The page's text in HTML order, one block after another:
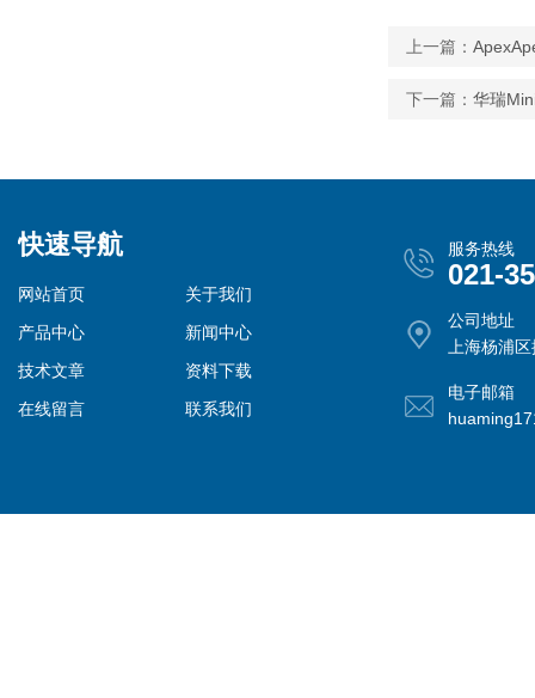
上一篇：
下一篇： 华瑞
快速导航
网站首页
关于我们
产品中心
新闻中心
技术文章
资料下载
在线留言
联系我们
服务热线
021-
公司地址
上海杨浦
电子邮箱